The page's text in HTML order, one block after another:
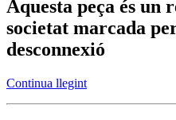
Aquesta peça és un
societat marcada
desconnexió
Continua llegint